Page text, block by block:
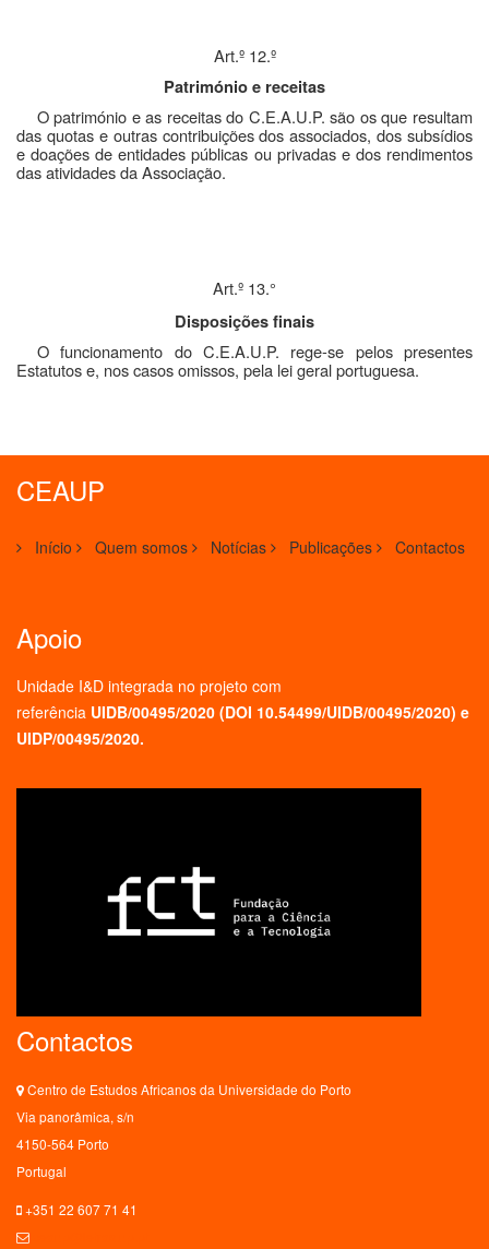
Art.º 12.º
Património e receitas
O património e as receitas do C.E.A.U.P. são os que resultam
das quotas e outras contribuições dos associados, dos subsídios
e doações de entidades públicas ou privadas e dos rendimentos
das atividades da Associação.
Art.º 13.°
Disposições finais
O funcionamento do C.E.A.U.P. rege-se pelos presentes
Estatutos e, nos casos omissos, pela lei geral portuguesa.
CEAUP
Início Quem somos Notícias Publicações Contactos
Apoio
Unidade I&D integrada no projeto com
referência UIDB/00495/2020 (DOI 10.54499/UIDB/00495/2020) e
UIDP/00495/2020.
Contactos
Centro de Estudos Africanos da Universidade do Porto
Via panorâmica, s/n
4150-564 Porto
Portugal
+351 22 607 71 41